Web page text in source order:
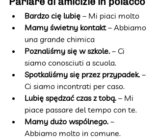
Bardzo cię lubię – Mi piaci molto
Mamy świetny kontakt – Abbiamo
una grande chimica
Poznaliśmy się w szkole. – Ci
siamo conosciuti a scuola.
Spotkaliśmy się przez przypadek. –
Ci siamo incontrati per caso.
Lubię spędzać czas z tobą. – Mi
piace passare del tempo con te.
Mamy dużo wspólnego. –
Abbiamo molto in comune.